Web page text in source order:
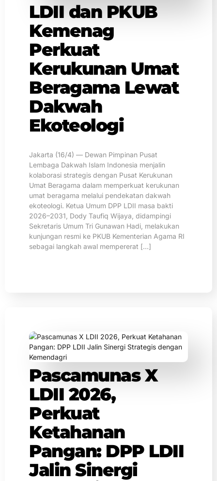
LDII dan PKUB
Kemenag
Perkuat
Kerukunan Umat
Beragama Lewat
Dakwah
Ekoteologi
Jakarta (16/4) — Dewan Pimpinan Pusat
Lembaga Dakwah Islam Indonesia menjalin
kolaborasi strategis dengan Pusat Kerukunan
Umat Beragama dalam memperkuat kerukunan
umat beragama melalui pendekatan dakwah
ekoteologi. Ketua Umum DPP LDII masa bakti
2026–2031, Dody Taufiq Wijaya, didampingi
Sekretaris Umum Tri Gunawan Hadi, melakukan
kunjungan resmi ke PKUB Kementerian Agama RI
sebagai langkah awal mempererat […]
Pascamunas X
LDII 2026,
Perkuat
Ketahanan
Pangan: DPP LDII
Jalin Sinergi